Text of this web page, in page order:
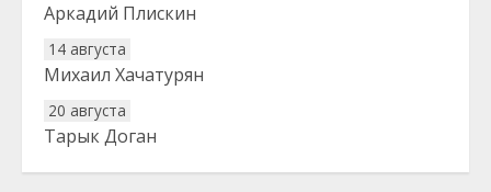
Аркадий Плискин
14 августа
Михаил Хачатурян
20 августа
Тарык Доган
22 августа